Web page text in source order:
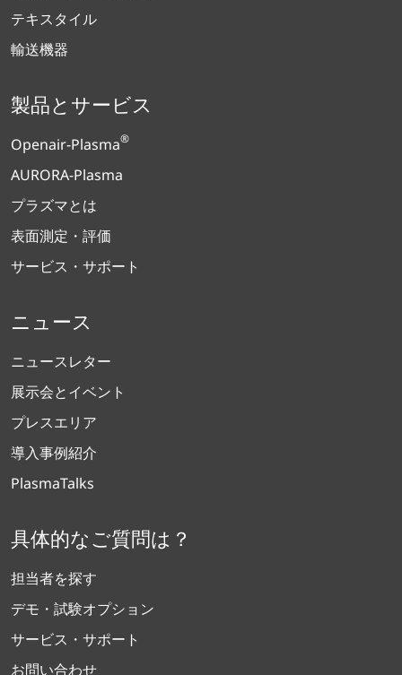
テキスタイル
輸送機器
製品とサービス
Openair-Plasma®
AURORA-Plasma
プラズマとは
表面測定・評価
サービス・サポート
ニュース
ニュースレター
展示会とイベント
プレスエリア
導入事例紹介
PlasmaTalks
具体的なご質問は？
担当者を探す
デモ・試験オプション
サービス・サポート
お問い合わせ